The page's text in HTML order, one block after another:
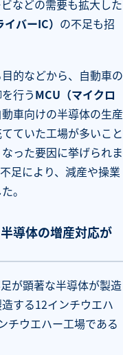
などの需要も拡大した
バーIC） の不足も招
的などから、自動車の
行うMCU（マイクロ
車向けの半導体の生産
ていた工場が多いこと
った要因に挙げられま
足により、減産や操業
。
導体の増産対応が
が顕著な半導体が製造
する12インチウエハ
チウエハー工場である